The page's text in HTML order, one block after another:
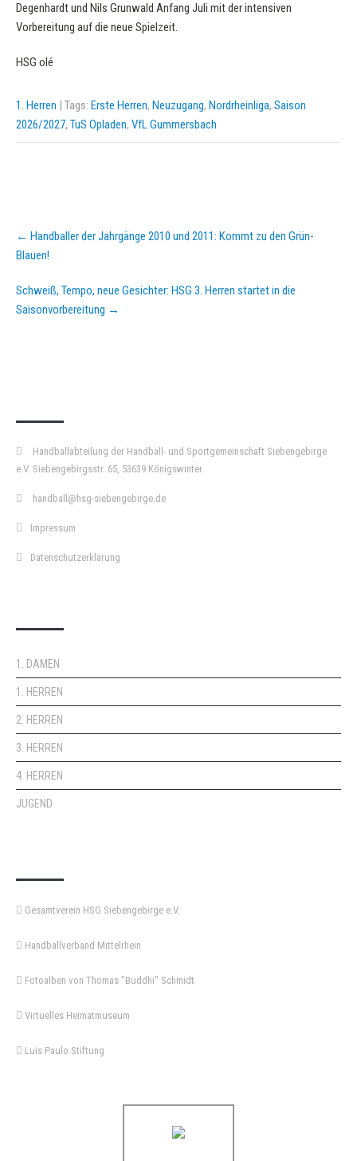
Degenhardt und Nils Grunwald Anfang Juli mit der intensiven
Vorbereitung auf die neue Spielzeit.
HSG olé
1. Herren | Tags: Erste Herren, Neuzugang, Nordrheinliga, Saison
2026/2027, TuS Opladen, VfL Gummersbach
Post
navigation
← Handballer der Jahrgänge 2010 und 2011: Kommt zu den Grün-
Blauen!
Schweiß, Tempo, neue Gesichter: HSG 3. Herren startet in die
Saisonvorbereitung →
Handballabteilung der Handball- und Sportgemeinschaft Siebengebirge
e.V. Siebengebirgsstr. 65, 53639 Königswinter.
handball@hsg-siebengebirge.de
Impressum
Datenschutzerklärung
1. DAMEN
1. HERREN
2. HERREN
3. HERREN
4. HERREN
JUGEND
Gesamtverein HSG Siebengebirge e.V.
Handballverband Mittelrhein
Fotoalben von Thomas "Buddhi" Schmidt
Virtuelles Heimatmuseum
Luis Paulo Stiftung